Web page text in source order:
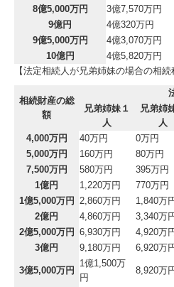
8億5,000万円
3億7,570万円
9億円
4億320万円
9億5,000万円
4億3,070万円
10億円
4億5,820万円
【法定相続人が兄弟姉妹の場合の相続
相続財産の総
額
兄弟姉妹１
人
兄弟姉
人
4,000万円 40万円 0万円
5,000万円
160万円 80万円
7,500万円
580万円 395万円
1億円
1,220万円 770万円
1億5,000万円 2,860万円 1,840万
2億円
4,860万円 3,340万
2億5,000万円 6,930万円 4,920万
3億円
9,180万円 6,920万
3億5,000万円
1億1,500万
円
8,920万